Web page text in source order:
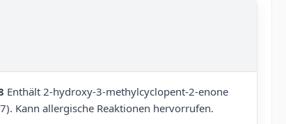
Enthält 2-hydroxy-3-methylcyclopent-2-enone
Kann allergische Reaktionen hervorrufen.